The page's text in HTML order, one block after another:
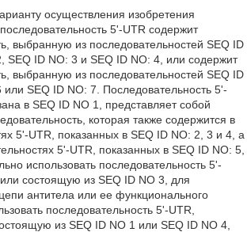
осуществления изобретения
5'-UTR содержит
выбранную из последовательностей SEQ ID
SEQ ID NO: 3 и SEQ ID NO: 4, или содержит
выбранную из последовательностей SEQ ID
или SEQ ID NO: 7. Последовательность 5'-
в SEQ ID NO 1, представляет собой
которая также содержится в
5'-UTR, показанных в SEQ ID NO: 2, 3 и 4, а
5'-UTR, показанных в SEQ ID NO: 5,
использовать последовательность 5'-
состоящую из SEQ ID NO 3, для
антитела или ее функционального
последовательность 5'-UTR,
из SEQ ID NO 1 или SEQ ID NO 4,